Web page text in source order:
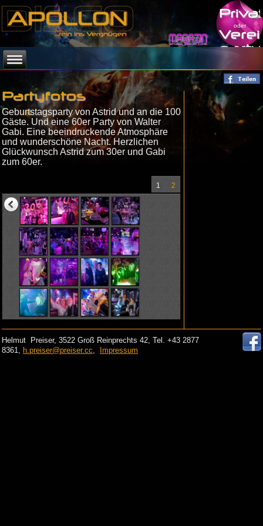
oder
Partyfotos
Geburtstagsparty von Astrid und an die 100
Gäste. Und eine 60er Party von Walter
Gabi. Eine beeindruckende Atmosphäre
und wunderschöne Nacht. Herzlichen
Glückwunsch Astrid zum 30er und Gabi
zum 60er.
1 2
Helmut Preiser, 3522 Groß Reinprechts 42, Tel. +43 2877
8361, h.preiser@preiser.cc, Impressum